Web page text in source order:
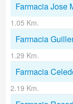
Farmacia Jose
1.05 Km.
Farmacia
1.29 Km.
Farmacia
2.19 Km.